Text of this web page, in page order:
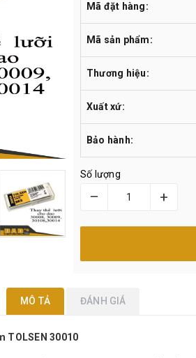
Mã đặt hàng:
Mã sản phẩm:
Thương hiệu:
Xuất xứ:
Bảo hành:
Số lượng
– +
MÔ TẢ ĐÁNH GIÁ
TOLSEN 30010